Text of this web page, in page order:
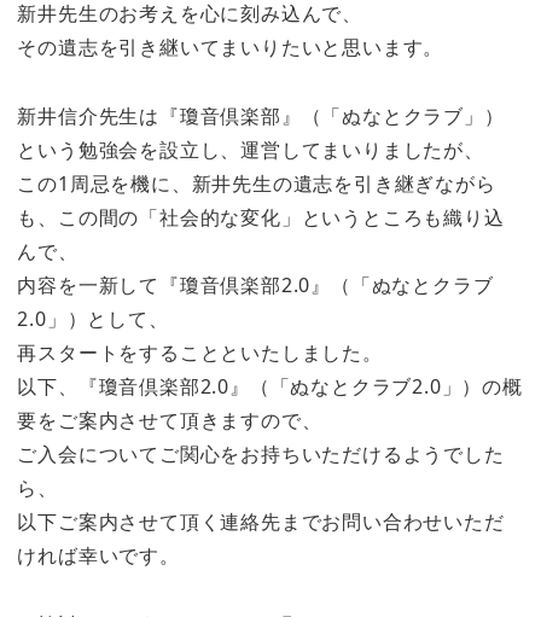
新井先生のお考えを心に刻み込んで、
その遺志を引き継いてまいりたいと思います。
新井信介先生は『瓊音倶楽部』（「ぬなとクラブ」）
という勉強会を設立し、運営してまいりましたが、
この1周忌を機に、新井先生の遺志を引き継ぎながら
も、この間の「社会的な変化」というところも織り込
んで、
内容を一新して『瓊音倶楽部2.0』（「ぬなとクラブ
2.0」）として、
再スタートをすることといたしました。
以下、『瓊音倶楽部2.0』（「ぬなとクラブ2.0」）の概
要をご案内させて頂きますので、
ご入会についてご関心をお持ちいただけるようでした
ら、
以下ご案内させて頂く連絡先までお問い合わせいただ
ければ幸いです。